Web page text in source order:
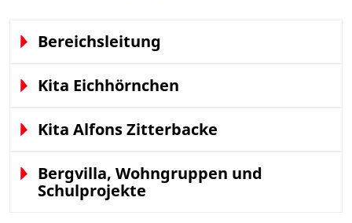
Bereichsleitung
Kita Eichhörnchen
Kita Alfons Zitterbacke
Bergvilla, Wohngruppen und
Schulprojekte